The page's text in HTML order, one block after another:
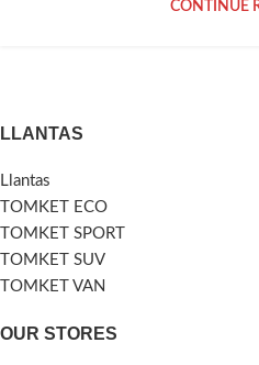
CONTINUE
LLANTAS
Llantas
TOMKET ECO
TOMKET SPORT
TOMKET SUV
TOMKET VAN
OUR STORES